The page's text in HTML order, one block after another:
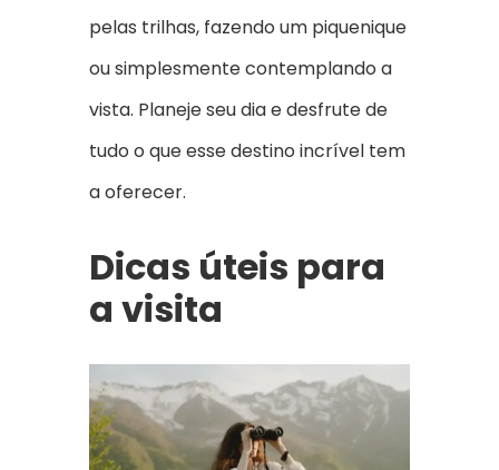
pelas trilhas, fazendo um piquenique
ou simplesmente contemplando a
vista. Planeje seu dia e desfrute de
tudo o que esse destino incrível tem
a oferecer.
Dicas úteis para
a visita